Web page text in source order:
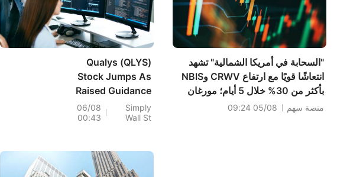
"السحابة في أمريكا الشمالية" تشهد
انتعاشًا قويًا مع ارتفاع CRWV وNBIS
بأكثر من 30% خلال 5 أيام؛ مورغان
ستانلي يضع ثلاثة سيناريوهات نهائية
منصة سهم 05/08 09:24
Qualys (QLYS)
Stock Jumps As
Raised Guidance
Sharpens Growth
Debate
Simply
Wall St
06/08
00:43